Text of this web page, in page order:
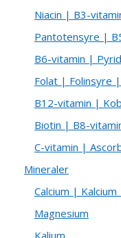
Niacin | B3-
Pantotensyre |
B6-vitamin |
Folat | Folinsyre
B12-vitamin |
Biotin | B8-
C-vitamin |
Mineraler
Calcium |
Magnesium
Kalium